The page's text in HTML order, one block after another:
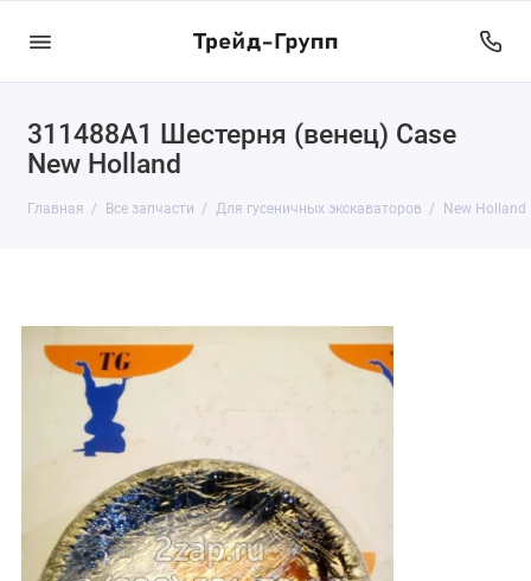
311488A1 Шестерня (венец) Case
New Holland
Главная Все запчасти Для гусеничных экскаваторов New Holland